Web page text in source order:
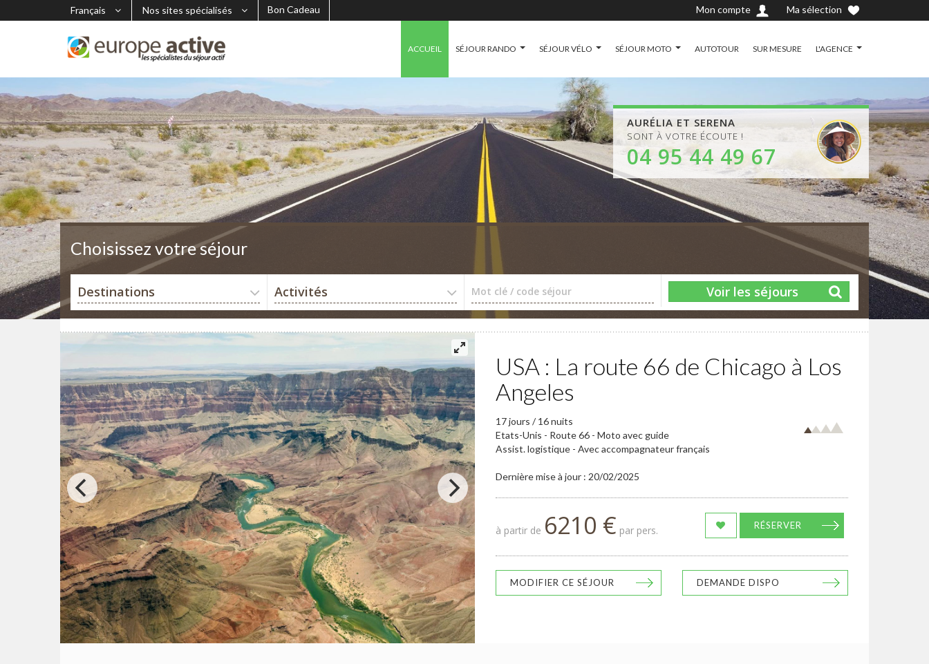
Français Nos sites spécialisés Bon Cadeau Ma sélection
Mon compte
ACCUEIL SÉJOUR RANDO SÉJOUR VÉLO SÉJOUR MOTO AUTOTOUR SUR MESURE L'AGENCE
AURÉLIA ET SERENA
SONT À VOTRE ÉCOUTE !
04 95 44 49 67
Choisissez votre séjour
Destinations Activités Mot clé / code séjour Voir les séjours
USA : La route 66 de Chicago à Los
Angeles
17 jours / 16 nuits
Etats-Unis - Route 66 - Moto avec guide
Assist. logistique - Avec accompagnateur français
Dernière mise à jour : 20/02/2025
à partir de 6210 € par pers. RÉSERVER
MODIFIER CE SÉJOUR DEMANDE DISPO